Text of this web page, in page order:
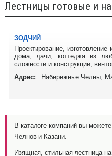
Лестницы готовые и на
ЗОДЧИЙ
Проектирование,
дома, дачи, коттеджа из
сложности и конструкции,
Адрес:
Набережные Челны,
В каталоге компаний вы
Челнов и Казани.
Изящная, стильная лестница